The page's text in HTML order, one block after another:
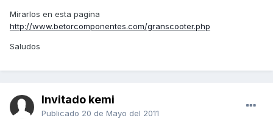
Mirarlos en esta pagina
http://www.betorcomponentes.com/granscooter.php
Saludos
Invitado kemi
Publicado 20 de Mayo del 2011